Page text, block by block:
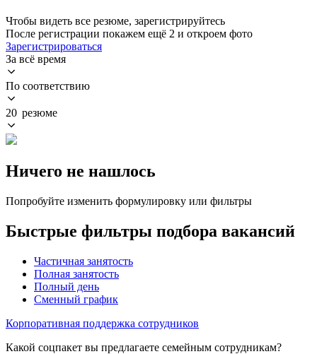
Чтобы видеть все резюме, зарегистрируйтесь
После регистрации покажем ещё 2 и откроем фото
Зарегистрироваться
За всё время
По соответствию
20 резюме
Ничего не нашлось
Попробуйте изменить формулировку или фильтры
Быстрые фильтры подбора вакансий
Частичная занятость
Полная занятость
Полный день
Сменный график
Корпоративная поддержка сотрудников
Какой соцпакет вы предлагаете семейным сотрудникам?